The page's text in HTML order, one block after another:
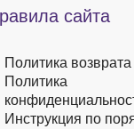
сайта
Политика возврата
Политика
Инструкция по